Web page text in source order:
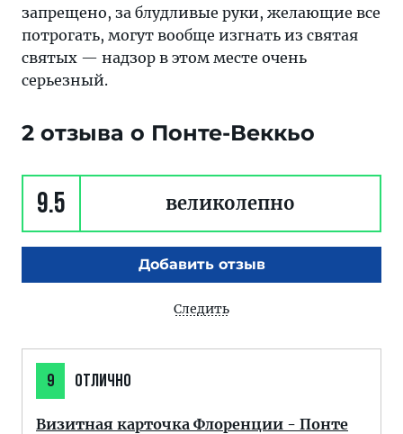
запрещено, за блудливые руки, желающие все
потрогать, могут вообще изгнать из святая
святых — надзор в этом месте очень
серьезный.
2 отзыва о Понте-Веккьо
9.5 великолепно
Добавить отзыв
Следить
9 ОТЛИЧНО
Визитная карточка Флоренции - Понте